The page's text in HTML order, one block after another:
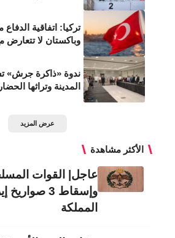
تركيا: اتفاقية
وباكستان لا تتعارض
ندوة «ذاكرة جرش»
المدينة وتراثها
عرض المزيد
الأكثر مشاهدة
عاجل| القوات
وإسقاط 3
المملكة